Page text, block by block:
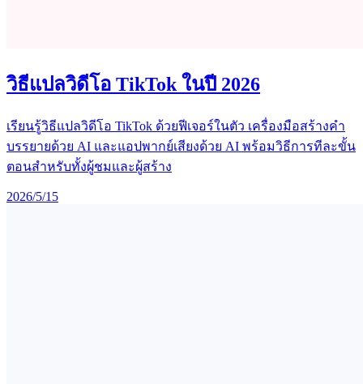
วิธีแปลวิดีโอ TikTok ในปี 2026
เรียนรู้วิธีแปลวิดีโอ TikTok ด้วยฟีเจอร์ในตัว เครื่องมือสร้างคำ
บรรยายด้วย AI และแอปพากย์เสียงด้วย AI พร้อมวิธีการทีละขั้น
ตอนสำหรับทั้งผู้ชมและผู้สร้าง
2026/5/15